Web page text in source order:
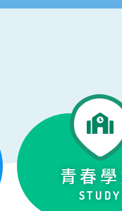
青春
STUDY